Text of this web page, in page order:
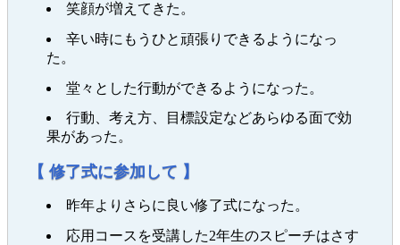
笑顔が増えてきた。
辛い時にもうひと頑張りできるようになっ
た。
堂々とした行動ができるようになった。
行動、考え方、目標設定などあらゆる面で効
果があった。
【 修了式に参加して 】
昨年よりさらに良い修了式になった。
応用コースを受講した2年生のスピーチはさす